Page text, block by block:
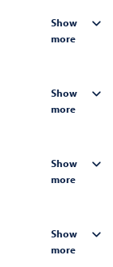
Show
more
Show
more
Show
more
Show
more